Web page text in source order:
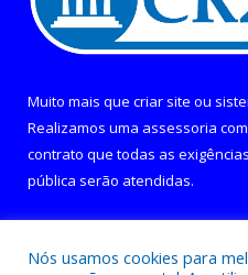
Muito mais que criar site ou
Realizamos uma assessoria
contrato que todas as
pública serão atendidas.
Nós usamos cookies para